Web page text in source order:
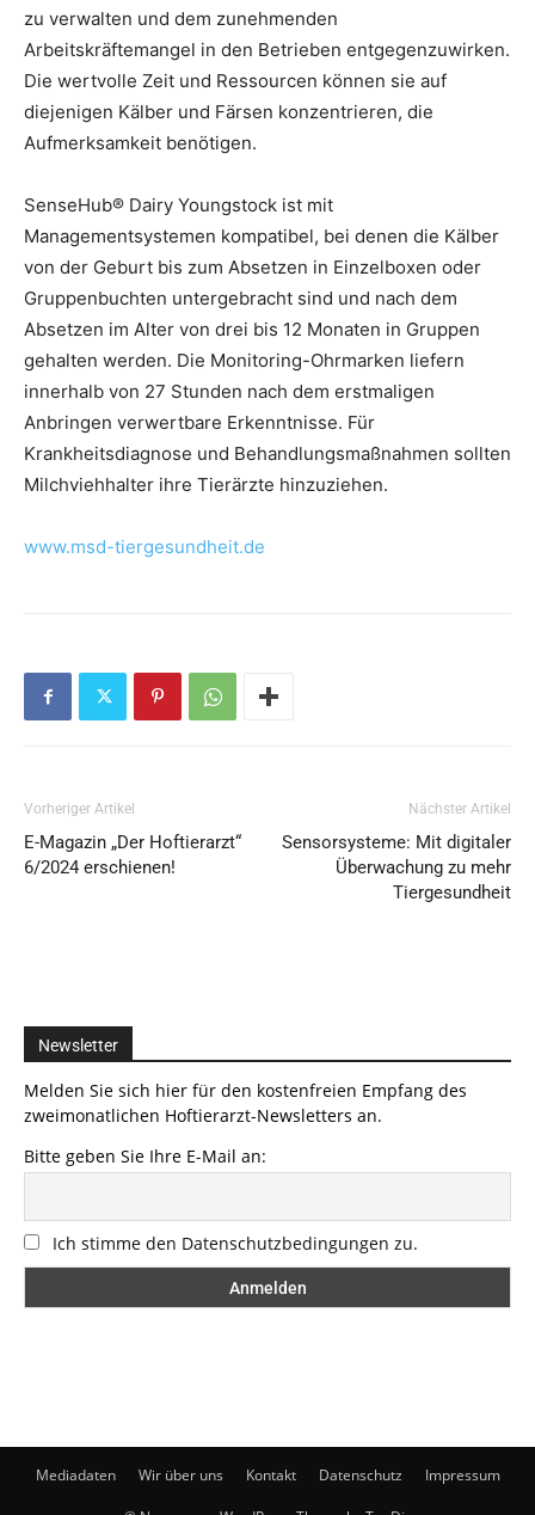
zu verwalten und dem zunehmenden
Arbeitskräftemangel in den Betrieben entgegenzuwirken.
Die wertvolle Zeit und Ressourcen können sie auf
diejenigen Kälber und Färsen konzentrieren, die
Aufmerksamkeit benötigen.
SenseHub® Dairy Youngstock ist mit
Managementsystemen kompatibel, bei denen die Kälber
von der Geburt bis zum Absetzen in Einzelboxen oder
Gruppenbuchten untergebracht sind und nach dem
Absetzen im Alter von drei bis 12 Monaten in Gruppen
gehalten werden. Die Monitoring-Ohrmarken liefern
innerhalb von 27 Stunden nach dem erstmaligen
Anbringen verwertbare Erkenntnisse. Für
Krankheitsdiagnose und Behandlungsmaßnahmen sollten
Milchviehhalter ihre Tierärzte hinzuziehen.
www.msd-tiergesundheit.de
Vorheriger Artikel
E-Magazin „Der Hoftierarzt“
6/2024 erschienen!
Nächster Artikel
Sensorsysteme: Mit digitaler
Überwachung zu mehr
Tiergesundheit
Newsletter
Melden Sie sich hier für den kostenfreien Empfang des
zweimonatlichen Hoftierarzt-Newsletters an.
Bitte geben Sie Ihre E-Mail an:
Ich stimme den Datenschutzbedingungen zu.
Mediadaten Wir über uns Kontakt Datenschutz Impressum